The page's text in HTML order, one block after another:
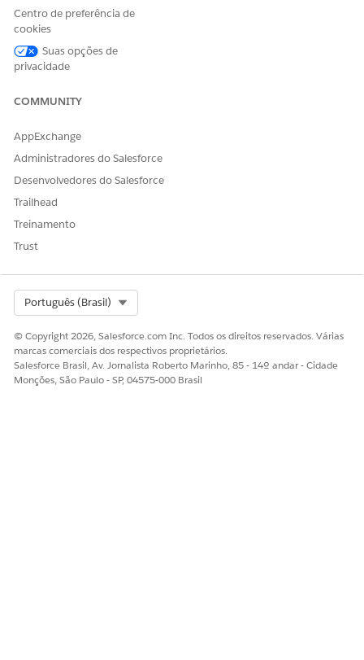
ClickDone.
Centro de preferência de
cookies
Suas opções de
privacidade
COMMUNITY
AppExchange
Administradores do Salesforce
Desenvolvedores do Salesforce
Trailhead
Treinamento
Trust
Português (Brasil)
© Copyright 2026, Salesforce.com Inc. Todos os direitos reservados. Várias
marcas comerciais dos respectivos proprietários.
Salesforce Brasil, Av. Jornalista Roberto Marinho, 85 - 14º andar - Cidade
Monções, São Paulo - SP, 04575-000 Brasil